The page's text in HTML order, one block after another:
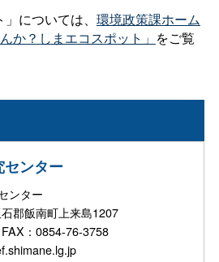
」については、 環境政策課ホーム
か？しまエコスポット」
をご覧
センター
ンター
郡飯南町上来島1207
：0854-76-3758